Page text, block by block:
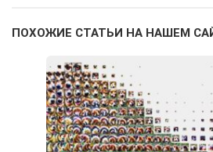
ПОХОЖИЕ СТАТЬИ НА НАШЕМ